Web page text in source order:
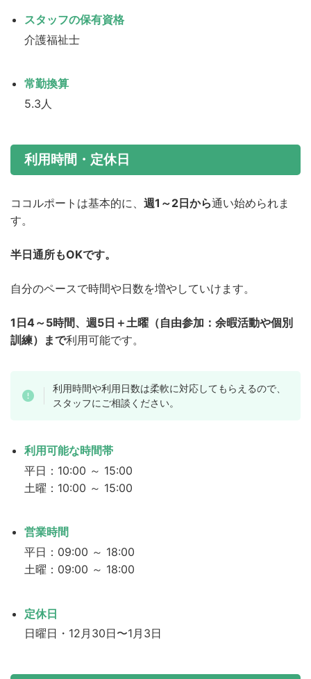
スタッフの保有資格
介護福祉士
常勤換算
5.3人
利用時間・定休日
ココルポートは基本的に、 週1～2日から通い始められま
す。
半日通所もOKです。
自分のペースで時間や日数を増やしていけます。
1日4～5時間、週5日＋土曜（自由参加：余暇活動や個別
訓練）まで利用可能です。
利用時間や利用日数は柔軟に対応してもらえるので、
スタッフにご相談ください。
利用可能な時間帯
平日：10:00 ～ 15:00
土曜：10:00 ～ 15:00
営業時間
平日：09:00 ～ 18:00
土曜：09:00 ～ 18:00
定休日
日曜日・12月30日〜1月3日